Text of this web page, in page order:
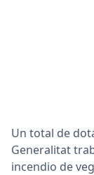
Un total de
Generalitat
incendio de